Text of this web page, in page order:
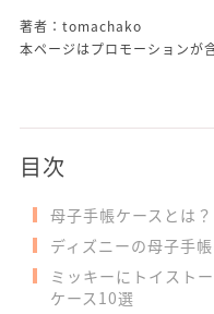
著者：tomachako
本ページはプロモーションが
目次
母子手帳ケースとは
ディズニーの母子手
ミッキーにトイスト
ケース10選